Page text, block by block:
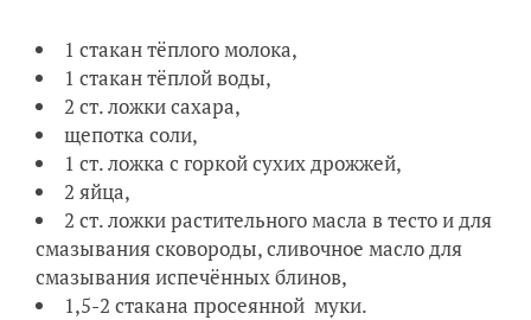
1 стакан тёплого молока,
1 стакан тёплой воды,
2 ст. ложки сахара,
щепотка соли,
1 ст. ложка с горкой сухих дрожжей,
2 яйца,
2 ст. ложки растительного масла в тесто и для
смазывания сковороды, сливочное масло для
смазывания испечённых блинов,
1,5-2 стакана просеянной муки.